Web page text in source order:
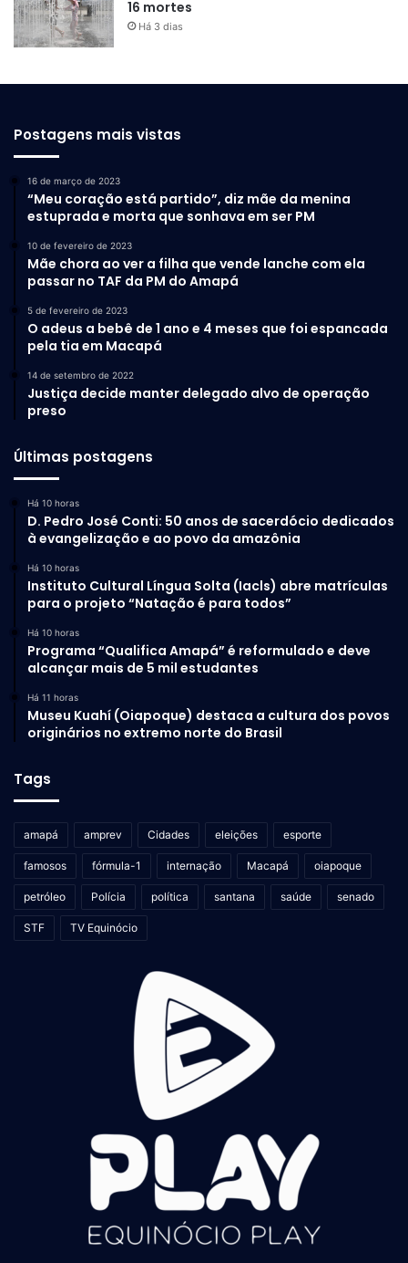
16 mortes
Há 3 dias
Postagens mais vistas
16 de março de 2023
“Meu coração está partido”, diz mãe da menina
estuprada e morta que sonhava em ser PM
10 de fevereiro de 2023
Mãe chora ao ver a filha que vende lanche com ela
passar no TAF da PM do Amapá
5 de fevereiro de 2023
O adeus a bebê de 1 ano e 4 meses que foi espancada
pela tia em Macapá
14 de setembro de 2022
Justiça decide manter delegado alvo de operação
preso
Últimas postagens
Há 10 horas
D. Pedro José Conti: 50 anos de sacerdócio dedicados
à evangelização e ao povo da amazônia
Há 10 horas
Instituto Cultural Língua Solta (Iacls) abre matrículas
para o projeto “Natação é para todos”
Há 10 horas
Programa “Qualifica Amapá” é reformulado e deve
alcançar mais de 5 mil estudantes
Há 11 horas
Museu Kuahí (Oiapoque) destaca a cultura dos povos
originários no extremo norte do Brasil
Tags
amapá amprev Cidades eleições esporte
famosos fórmula-1 internação Macapá oiapoque
petróleo Polícia política santana saúde senado
STF TV Equinócio